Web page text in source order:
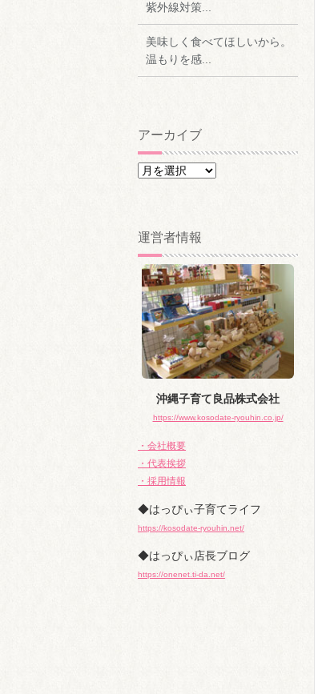
紫外線対策...
美味しく食べてほしいから。
温もりを感...
アーカイブ
ア
ブ
運営者情報
沖縄子育て良品株式会社
https://www.kosodate-ryouhin.co.jp/
・会社概要
・代表挨拶
・採用情報
◆はっぴぃ子育てライフ
https://kosodate-ryouhin.net/
◆はっぴぃ店長ブログ
https://onenet.ti-da.net/